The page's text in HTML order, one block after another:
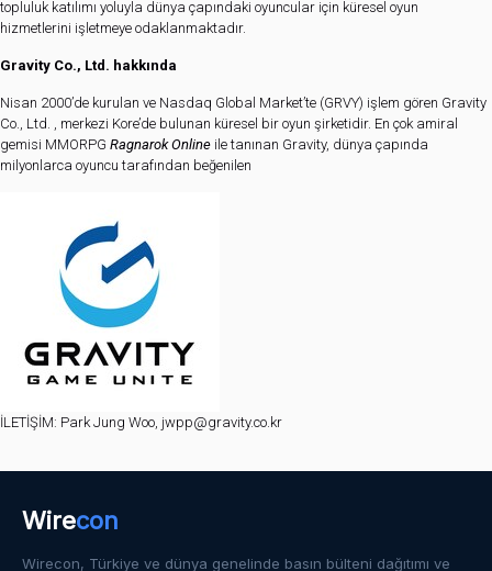
topluluk katılımı yoluyla dünya çapındaki oyuncular için küresel oyun
hizmetlerini işletmeye odaklanmaktadır.
Gravity Co., Ltd. hakkında
Nisan 2000’de kurulan ve Nasdaq Global Market’te (GRVY) işlem gören Gravity
Co., Ltd. , merkezi Kore’de bulunan küresel bir oyun şirketidir. En çok amiral
gemisi MMORPG Ragnarok Online ile tanınan Gravity, dünya çapında
milyonlarca oyuncu tarafından beğenilen
İLETİŞİM: Park Jung Woo, jwpp@gravity.co.kr
Wirecon
Wirecon, Türkiye ve dünya genelinde basın bülteni dağıtımı ve